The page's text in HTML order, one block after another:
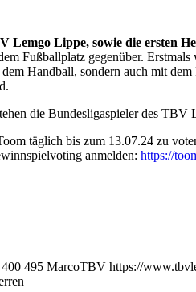
Lemgo Lippe, sowie die ersten
Fußballplatz gegenüber.
Handball, sondern auch mit
die Bundesligaspieler des
täglich bis zum 13.07.24 zu
anmelden: https://
400 495 MarcoTBV https://